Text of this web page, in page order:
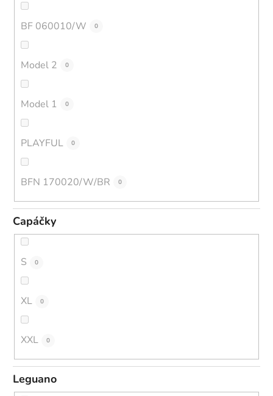
BF 060010/W 0
Model 2 0
Model 1 0
PLAYFUL 0
BFN 170020/W/BR 0
Capáčky
S 0
XL 0
XXL 0
Leguano